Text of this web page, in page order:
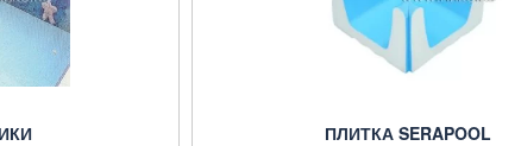
ПЛИТКА SERAPOOL